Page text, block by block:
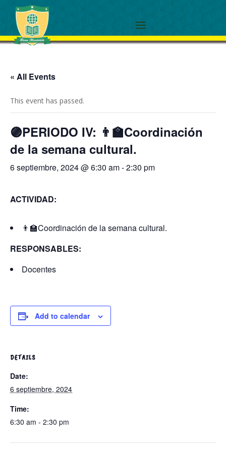
« All Events
This event has passed.
🟣PERIODO IV: 👨‍🏫Coordinación
de la semana cultural.
6 septiembre, 2024 @ 6:30 am-2:30 pm
ACTIVIDAD:
👨‍🏫Coordinación de la semana cultural.
RESPONSABLES:
Docentes
Add to calendar
DETAILS
Date:
6 septiembre, 2024
Time:
6:30 am - 2:30 pm